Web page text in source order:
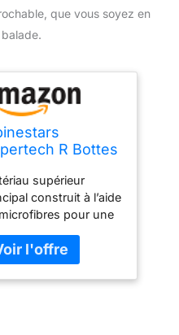
que vous soyez en
R Bottes
weiß/rot,
supérieur
construit à l’aide
pour une
tout en offrant
niveaux élevés de
Nouvelle